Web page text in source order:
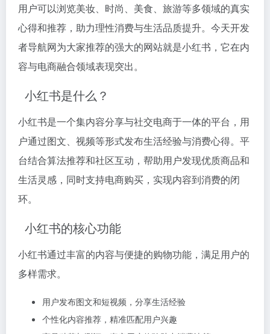
用户可以浏览美妆、时尚、美食、旅游等多领域的真实
心得和推荐，助力理性消费与生活品质提升。今天开发
者导航网为大家推荐的强大的网站就是小红书，它在内
容与电商融合领域表现突出。
小红书是什么？
小红书是一个集内容分享与社交电商于一体的平台，用
户通过图文、视频等形式发布生活经验与消费心得。平
台结合算法推荐和社区互动，帮助用户发现优质商品和
生活灵感，同时支持电商购买，实现内容到消费的闭
环。
小红书的核心功能
小红书通过丰富的内容与便捷的购物功能，满足用户的
多样需求。
用户发布图文和短视频，分享生活经验
个性化内容推荐，精准匹配用户兴趣